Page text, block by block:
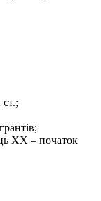
XX – початок